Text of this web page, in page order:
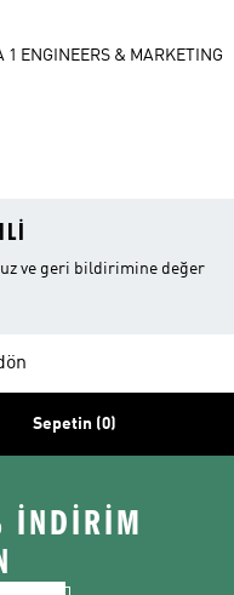
1 ENGINEERS & MARKETING
ve geri bildirimine değer
Sepetin (0)
İNDİRİM